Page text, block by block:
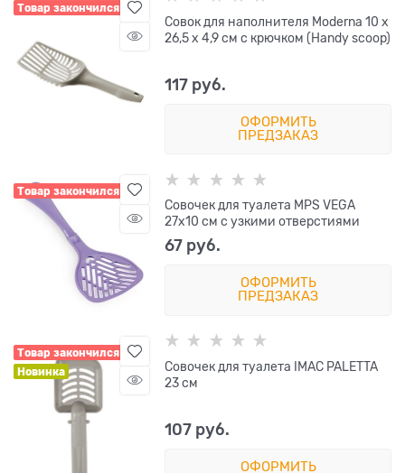
Товар закончился
Совок для наполнителя Moderna 10 х
26,5 х 4,9 см с крючком (Handy scoop)
117 руб.
ОФОРМИТЬ
ПРЕДЗАКАЗ
Товар закончился
Совочек для туалета MPS VEGA
27х10 см с узкими отверстиями
67 руб.
ОФОРМИТЬ
ПРЕДЗАКАЗ
Товар закончился
Новинка
Cовочек для туалета IMAC PALETTA
23 см
107 руб.
ОФОРМИТЬ